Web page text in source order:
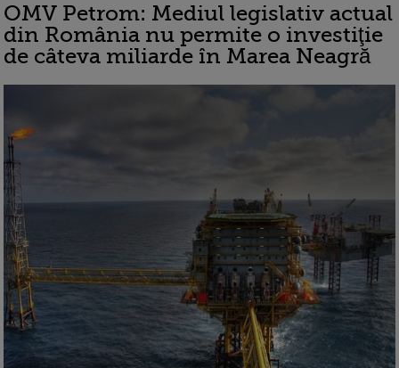
OMV Petrom: Mediul legislativ actual
din România nu permite o investiţie
de câteva miliarde în Marea Neagră